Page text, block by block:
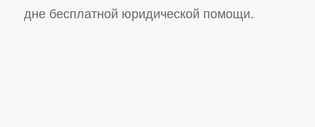
дне бесплатной юридической помощи.